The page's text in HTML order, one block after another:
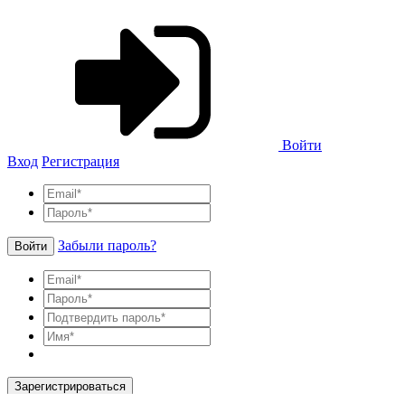
Войти
Вход Регистрация
Войти Забыли пароль?
Зарегистрироваться